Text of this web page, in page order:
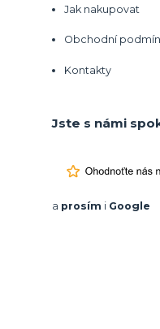
Jak nakupovat
Obchodní
Kontakty
Jste s námi
a prosím i Google